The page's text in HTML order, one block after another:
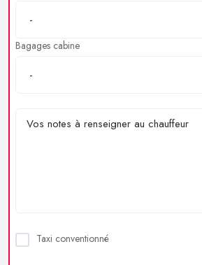
Bagages cabine
Taxi conventionné